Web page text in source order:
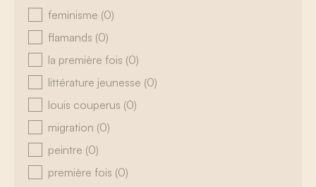
feminisme (0)
flamands (0)
la première fois (0)
littérature jeunesse (0)
louis couperus (0)
migration (0)
peintre (0)
première fois (0)